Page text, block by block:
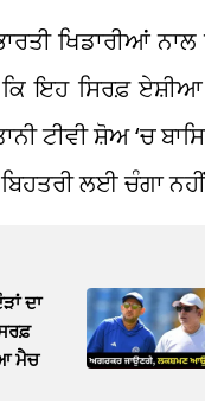
ਖਿਡਾਰੀਆਂ
ਕਿ ਇਹ ਸਿਰਫ਼
ਟੀਵੀ ਸ਼ੋਅ‘ਚ
ਲਈ ਚੰਗਾ
ਦਾ
ਮੈਚ